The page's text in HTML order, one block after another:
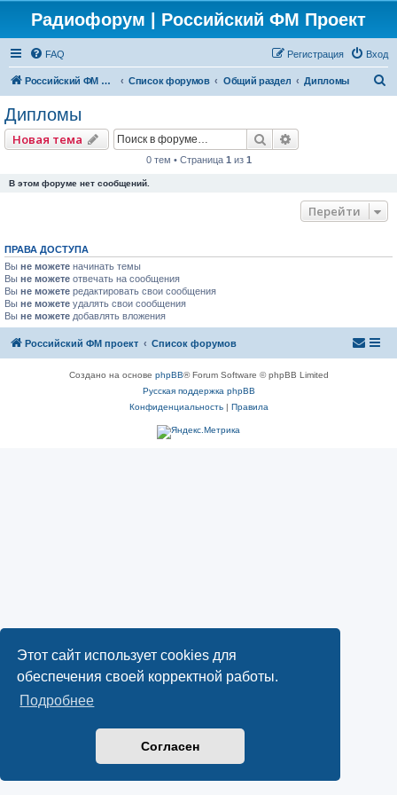
Этот сайт использует cookies для
обеспечения своей корректной работы.
Подробнее
Согласен
Радиофорум | Российский ФМ Проект
FAQ Вход
Регистрация
Российский ФМ проект Список форумов Общий раздел Дипломы
Дипломы
Новая тема Поиск
0 тем • Страница 1 из 1
В этом форуме нет сообщений.
Перейти
ПРАВА ДОСТУПА
Вы не можете начинать темы
Вы не можете отвечать на сообщения
Вы не можете редактировать свои сообщения
Вы не можете удалять свои сообщения
Вы не можете добавлять вложения
Российский ФМ проект Список форумов
Создано на основе phpBB® Forum Software © phpBB Limited
Русская поддержка phpBB
Конфиденциальность| Правила